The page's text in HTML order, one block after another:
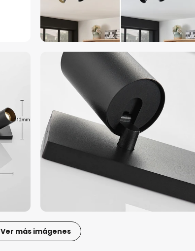
Ver más imágenes